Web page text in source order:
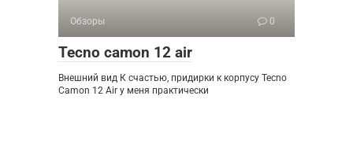
Обзоры 0
Tecno camon 12 air
Внешний вид К счастью, придирки к корпусу Tecno
Camon 12 Air у меня практически